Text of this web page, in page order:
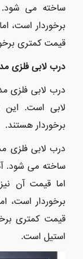
ساخته می شود.
برخوردار است،
قیمت کمتری
درب لابی فلزی
درب لابی فلزی
لابی است. این
برخوردار هستند.
درب لابی فلزی
ساخته می شود.
اما قیمت آن
برخوردار است،
قیمت کمتری
استیل است.